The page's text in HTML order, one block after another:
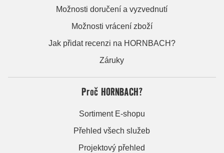
Možnosti doručení a vyzvednutí
Možnosti vrácení zboží
Jak přidat recenzi na HORNBACH?
Záruky
Proč HORNBACH?
Sortiment E-shopu
Přehled všech služeb
Projektový přehled